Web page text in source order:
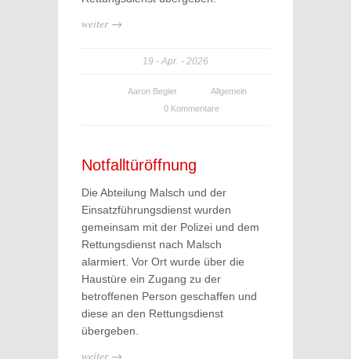
weiter →
19 Apr. 2026
Aaron Begier
Allgemein
0 Kommentare
Notfalltüröffnung
Die Abteilung Malsch und der
Einsatzführungsdienst wurden
gemeinsam mit der Polizei und dem
Rettungsdienst nach Malsch
alarmiert. Vor Ort wurde über die
Haustüre ein Zugang zu der
betroffenen Person geschaffen und
diese an den Rettungsdienst
übergeben.
weiter →